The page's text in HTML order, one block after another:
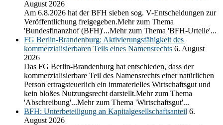
August 2026
Am 6.8.2026 hat der BFH sieben sog. V-Entscheidungen zur
Veröffentlichung freigegeben.Mehr zum Thema
'Bundesfinanzhof (BFH)'...Mehr zum Thema 'BFH-Urteile'...
FG Berlin-Brandenburg: Aktivierungsfähigkeit des
kommerzialisierbaren Teils eines Namensrechts 6. August
2026
Das FG Berlin-Brandenburg hat entschieden, dass der
kommerzialisierbare Teil des Namensrechts einer natürlichen
Person ertragsteuerlich ein immaterielles Wirtschaftsgut und
kein bloßes Nutzungsrecht darstellt.Mehr zum Thema
'Abschreibung'...Mehr zum Thema 'Wirtschaftsgut'...
BFH: Unterbeteiligung an Kapitalgesellschaftsanteil 6.
August 2026